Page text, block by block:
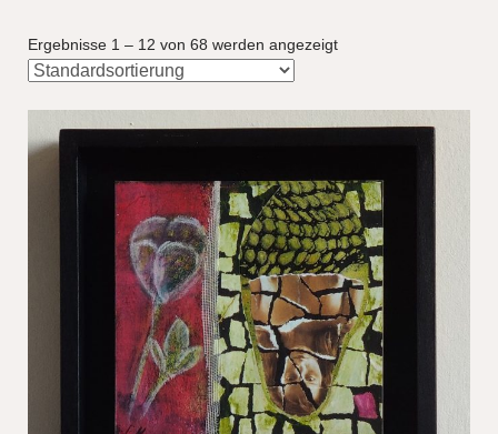
Ergebnisse 1 – 12 von 68 werden angezeigt